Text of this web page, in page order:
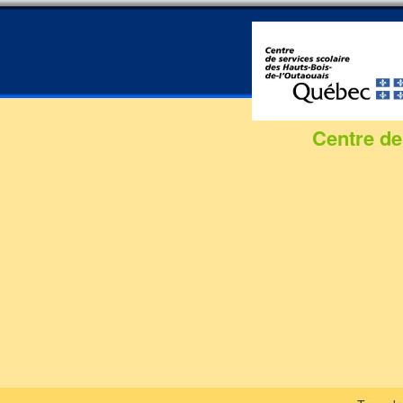
Formation commis
service à la clientèle :
trouver un emploi
Centre